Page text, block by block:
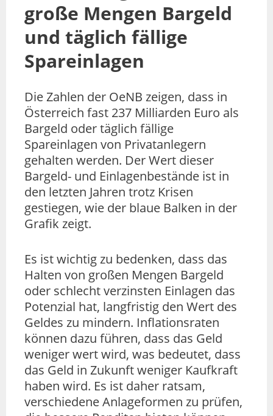
große Mengen Bargeld
und täglich fällige
Spareinlagen
Die Zahlen der OeNB zeigen, dass in
Österreich fast 237 Milliarden Euro als
Bargeld oder täglich fällige
Spareinlagen von Privatanlegern
gehalten werden. Der Wert dieser
Bargeld- und Einlagenbestände ist in
den letzten Jahren trotz Krisen
gestiegen, wie der blaue Balken in der
Grafik zeigt.
Es ist wichtig zu bedenken, dass das
Halten von großen Mengen Bargeld
oder schlecht verzinsten Einlagen das
Potenzial hat, langfristig den Wert des
Geldes zu mindern. Inflationsraten
können dazu führen, dass das Geld
weniger wert wird, was bedeutet, dass
das Geld in Zukunft weniger Kaufkraft
haben wird. Es ist daher ratsam,
verschiedene Anlageformen zu prüfen,